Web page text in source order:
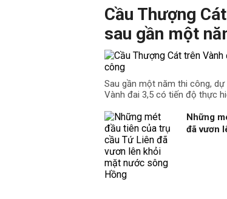
Cầu Thượng
sau gần một
Sau gần một năm thi công,
Vành đai 3,5 có tiến độ thực
Những
đã vươn